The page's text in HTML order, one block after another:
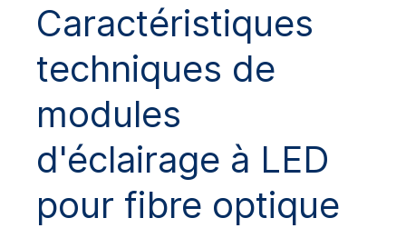
Caractéristiques techniques
Téléchargements
Caractéristiques
techniques de
modules
d'éclairage à LED
pour fibre optique